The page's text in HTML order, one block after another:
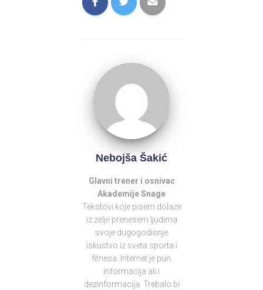
Nebojša Šakić
Glavni trener i osnivac
Akademije Snage
Tekstovi koje pisem dolaze
iz zelje prenesem ljudima
svoje dugogodisnje
iskustvo iz sveta sporta i
fitnesa. Internet je pun
informacija ali i
dezinformacija. Trebalo bi